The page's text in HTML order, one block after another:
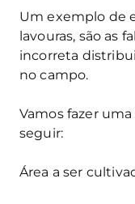
Um exemplo de
lavouras, são as
incorreta
no campo.
Vamos fazer
seguir:
Área a ser